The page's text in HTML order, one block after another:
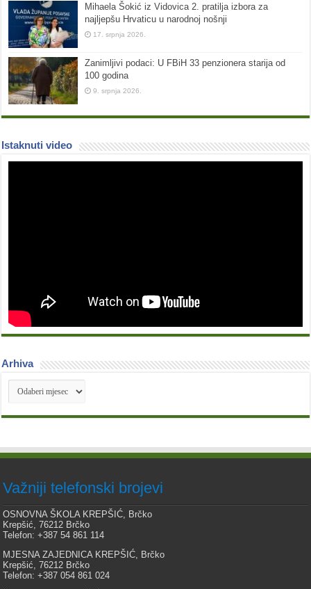
Mihaela Šokić iz Vidovica 2. pratilja izbora za
najljepšu Hrvaticu u narodnoj nošnji
17. srpnja 2026.
Zanimljivi podaci: U FBiH 33 penzionera starija od
100 godina
9. srpnja 2026.
Istaknuti video
Arhiva
Arhiva
Važniji telefonski brojevi
OSNOVNA ŠKOLA KREPŠIĆ, Brčko
Krepšić, 76212 Brčko
Telefon: +387 54 861 114
MJESNA ZAJEDNICA KREPŠIĆ, Brčko
Krepšić, 76212 Brčko
Telefon: +387 054 861 024